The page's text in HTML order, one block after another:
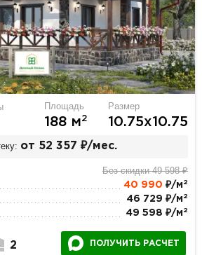
Площадь
188 м2
Размер
10.75х10.75
от 52 357 ₽/мес.
Без скидки 49 598 ₽
40 990 ₽/м 2
46 729 ₽/м 2
49 598 ₽/м 2
2 ПОЛУЧИТЬ РАСЧЕТ